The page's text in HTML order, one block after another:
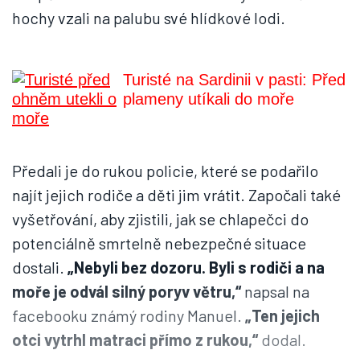
hochy vzali na palubu své hlídkové lodi.
Turisté na Sardinii v pasti: Před
plameny utíkali do moře
Předali je do rukou policie, které se podařilo
najít jejich rodiče a děti jim vrátit. Započali také
vyšetřování, aby zjistili, jak se chlapečci do
potenciálně smrtelně nebezpečné situace
dostali. „Nebyli bez dozoru. Byli s rodiči a na
moře je odvál silný poryv větru,“napsal na
facebooku známý rodiny Manuel. „Ten jejich
otci vytrhl matraci přímo z rukou,“ dodal.